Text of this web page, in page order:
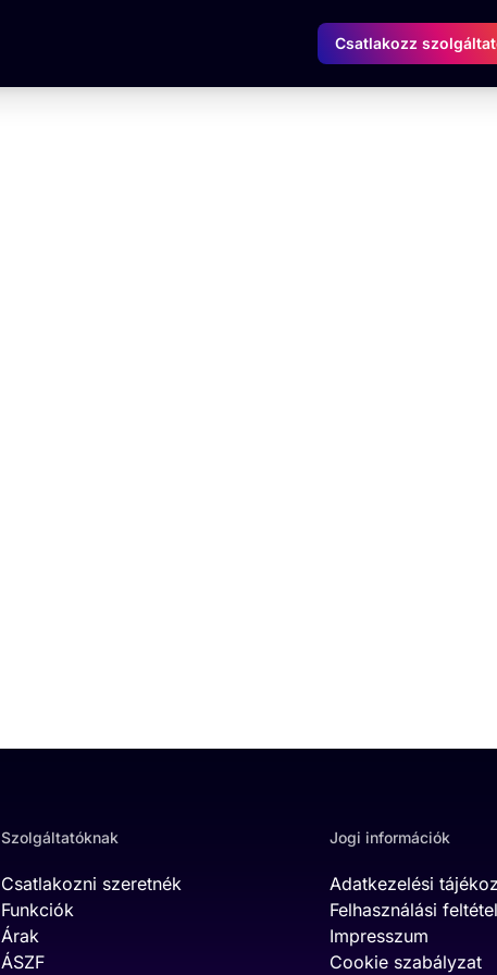
Csatlakozz
Szolgáltatóknak
Csatlakozni szeretnék
Funkciók
Árak
ÁSZF
Jogi információk
Adatkezelési
Felhasználási
Impresszum
Cookie szabályzat